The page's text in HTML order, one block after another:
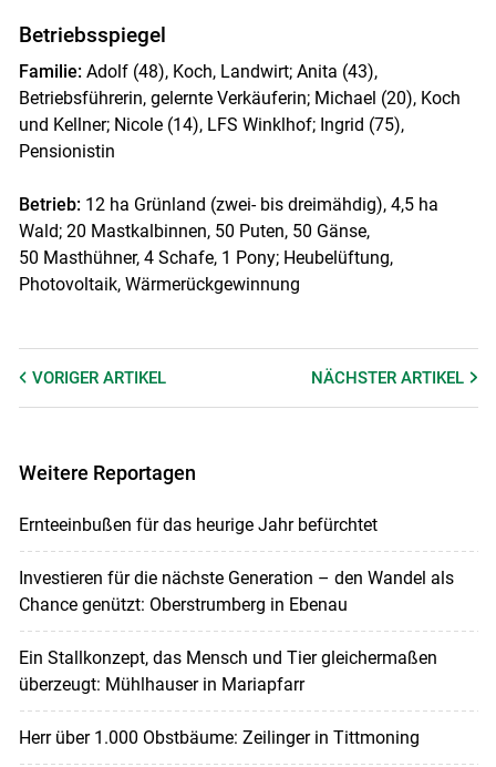
Betriebsspiegel
Familie:Adolf (48), Koch, Landwirt; Anita (43),
Betriebsführerin, gelernte Verkäuferin; Michael (20), Koch
und Kellner; Nicole (14), LFS Winklhof; Ingrid (75),
Pensionistin
Betrieb:12 ha Grünland (zwei- bis dreimähdig), 4,5 ha
Wald; 20 Mastkalbinnen, 50 Puten, 50 Gänse,
50 Masthühner, 4 Schafe, 1 Pony; Heubelüftung,
Photovoltaik, Wärmerückgewinnung
VORIGER ARTIKEL NÄCHSTERARTIKEL
Weitere Reportagen
Ernteeinbußen für das heurige Jahr befürchtet
Investieren für die nächste Generation – den Wandel als
Chance genützt: Oberstrumberg in Ebenau
Ein Stallkonzept, das Mensch und Tier gleichermaßen
überzeugt: Mühlhauser in Mariapfarr
Herr über 1.000 Obstbäume: Zeilinger in Tittmoning